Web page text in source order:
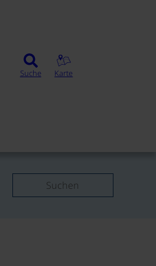
Suche Karte
Suchen